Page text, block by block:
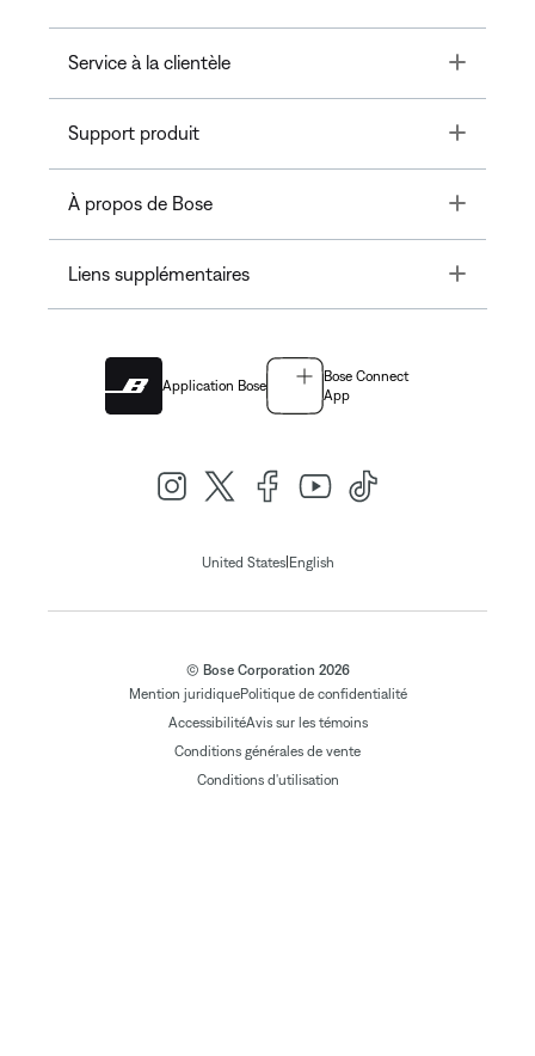
Service à la clientèle Toggle
Support produit Toggle
À propos de Bose Toggle
Liens supplémentaires Toggle
Application Bose
Bose Connect
App
United States| English
© Bose Corporation 2026
Mention juridiquePolitique de confidentialité
AccessibilitéAvis sur les témoins
Conditions générales de vente
Conditions d'utilisation